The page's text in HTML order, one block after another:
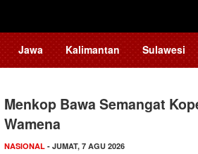
Jawa Kalimantan Sulawesi
Menkop Bawa Semangat
Wamena
NASIONAL - JUMAT, 7 AGU 2026